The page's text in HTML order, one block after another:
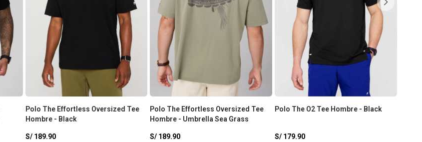
Polo The Effortless Oversized Tee
Hombre - Black
S/ 189.90
Polo The Effortless Oversized Tee
Hombre - Umbrella Sea Grass
S/ 189.90
Polo The O2 Tee Hombre - Black
S/ 179.90